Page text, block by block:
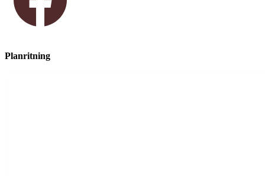
Planritning